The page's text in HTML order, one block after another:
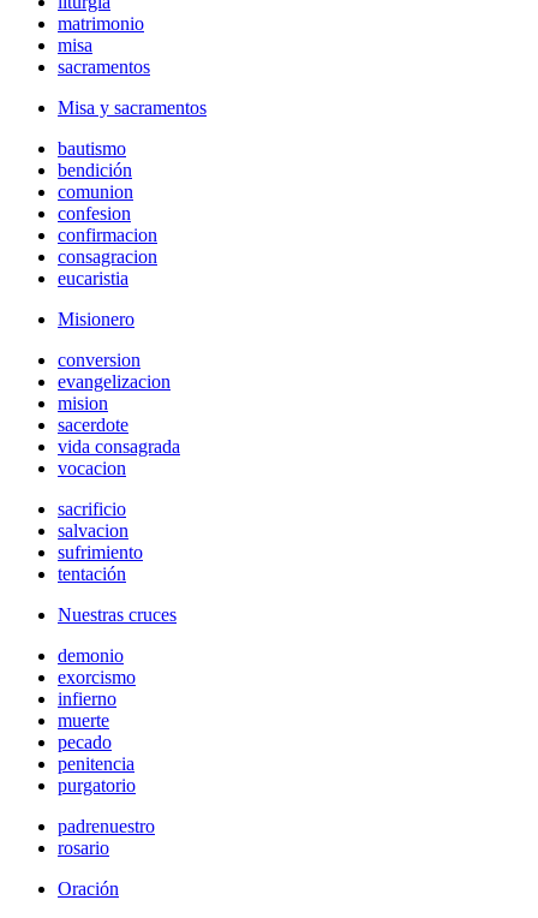
matrimonio
misa
sacramentos
Misa y sacramentos
bautismo
bendición
comunion
confesion
confirmacion
consagracion
eucaristia
Misionero
conversion
evangelizacion
mision
sacerdote
vida consagrada
vocacion
sacrificio
salvacion
sufrimiento
tentación
Nuestras cruces
demonio
exorcismo
infierno
muerte
pecado
penitencia
purgatorio
padrenuestro
rosario
Oración